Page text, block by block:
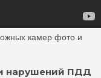
камер фото и
нарушений ПДД